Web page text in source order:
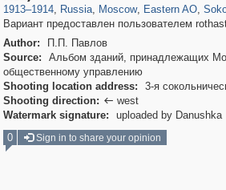
1913–1914, Russia, Moscow, Eastern AO,
Вариант предоставлен пользователем
Author:
П.П. Павлов
Source:
Альбом зданий, принадлежащих
общественному управлению
Shooting location address:
3-я
Shooting direction:  west
Watermark signature:
uploaded by Danushka
0
Sign in to share your opinion